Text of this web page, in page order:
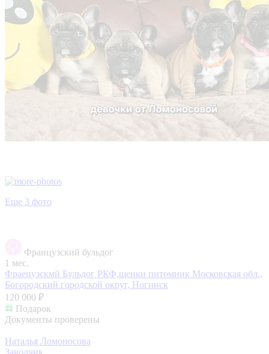
Еще 3 фото
Французский бульдог
1 мес.
Фраецузскмй Бульдог РКФ,щенки питомник Московская обл.,
Богородский городской округ, Ногинск
120 000 ₽
Подарок
Документы проверены
Наталья Ломоносова
Заводчик